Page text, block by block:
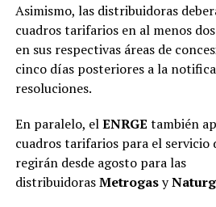
Asimismo, las distribuidoras
cuadros tarifarios en al menos
en sus respectivas áreas de
cinco días posteriores a la
resoluciones.
En paralelo, elENRGE también
cuadros tarifarios para el servicio
regirán desde agosto para las
distribuidorasMetrogasy